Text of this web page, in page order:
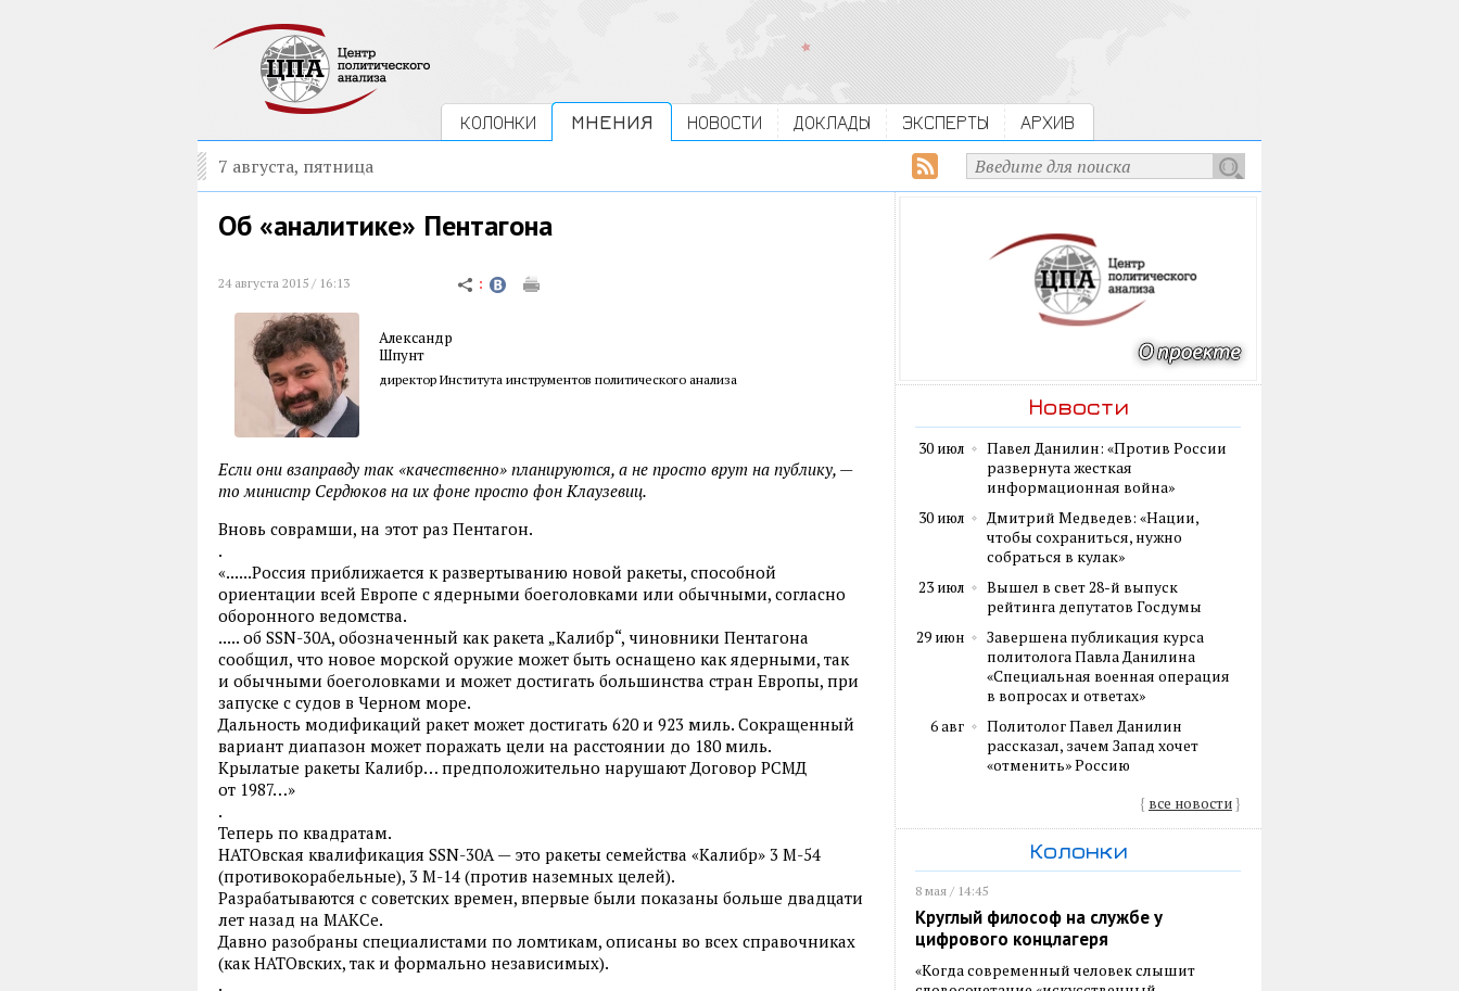
КОЛОНКИ МНЕНИЯ НОВОСТИ ДОКЛАДЫ ЭКСПЕРТЫ АРХИВ
7 августа, пятница
Об «аналитике» Пентагона
24 августа 2015 / 16:13
Александр
Шпунт
директор Института инструментов политического анализа
Если они взаправду так «качественно» планируются, а не просто врут на публику, —
то министр Сердюков на их фоне просто фон Клаузевиц.
Вновь соврамши, на этот раз Пентагон.
.
«......Россия приближается к развертыванию новой ракеты, способной
ориентации всей Европе с ядерными боеголовками или обычными, согласно
оборонного ведомства.
..... об SSN-30A, обозначенный как ракета „Калибр“, чиновники Пентагона
сообщил, что новое морской оружие может быть оснащено как ядерными, так
и обычными боеголовками и может достигать большинства стран Европы, при
запуске с судов в Черном море.
Дальность модификаций ракет может достигать 620 и 923 миль. Сокращенный
вариант диапазон может поражать цели на расстоянии до 180 миль.
Крылатые ракеты Калибр… предположительно нарушают Договор РСМД
от 1987…»
.
Теперь по квадратам.
НАТОвская квалификация SSN-30A — это ракеты семейства «Калибр» 3 М-54
(противокорабельные), 3 М-14 (против наземных целей).
Разрабатываются с советских времен, впервые были показаны больше двадцати
лет назад на МАКСе.
Давно разобраны специалистами по ломтикам, описаны во всех справочниках
(как НАТОвских, так и формально независимых).
.
Новости
30 июл
Павел Данилин: «Против России
развернута жесткая
информационная война»
30 июл
Дмитрий Медведев: «Нации,
чтобы сохраниться, нужно
собраться в кулак»
23 июл
Вышел в свет 28-й выпуск
рейтинга депутатов Госдумы
29 июн
Завершена публикация курса
политолога Павла Данилина
«Специальная военная операция
в вопросах и ответах»
6 авг
Политолог Павел Данилин
рассказал, зачем Запад хочет
«отменить» Россию
{ все новости}
Колонки
8 мая / 14:45
Круглый философ на службе у
цифрового концлагеря
«Когда современный человек слышит